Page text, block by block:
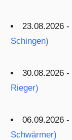
23.08.2026 -
Schingen)
30.08.2026 -
Rieger)
06.09.2026 -
Schwärmer)